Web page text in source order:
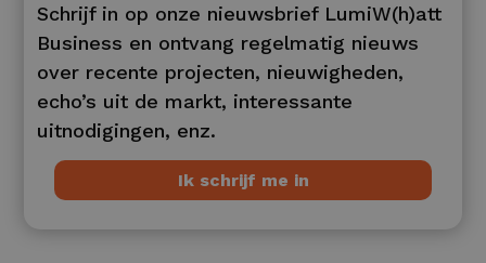
Schrijf in op onze nieuwsbrief LumiW(h)att
Business en ontvang regelmatig nieuws
over recente projecten, nieuwigheden,
echo’s uit de markt, interessante
uitnodigingen, enz.
Ik schrijf me in